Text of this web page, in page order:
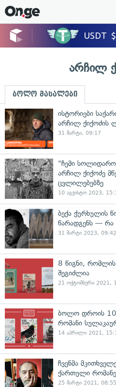
არჩილ
ბოლო მასალები
ისტორიები
არჩილ ქიქოძის
31 მარტი, 09:17
"ჩემი
არჩილ ქიქოძე
ცვლილებებზე
10 აგვისტო 2023,
ბექა ქურხულის
წარადგენს — რა
31 მარტი 2023, 09:42
8 წიგნი,
შეგიძლია
21 ოქტომბერი 2021,
ბოლო დროის 10
რომანი
14 აპრილი 2021,
ჩვენმა
ქართული
25 მარტი 2021, 08:55